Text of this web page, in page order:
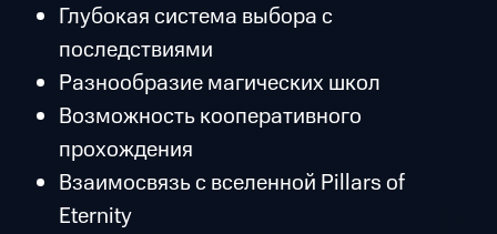
Глубокая система выбора с
последствиями
Разнообразие магических школ
Возможность кооперативного
прохождения
Взаимосвязь с вселенной Pillars of
Eternity